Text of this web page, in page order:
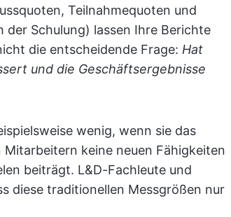
Teilnahmequoten und
Schulung) lassen Ihre Berichte
die entscheidende Frage: Hat
und die Geschäftsergebnisse
wenig, wenn sie das
keine neuen Fähigkeiten
beiträgt. L&D-Fachleute und
diese traditionellen Messgrößen nur